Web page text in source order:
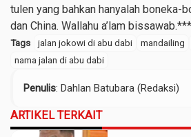
tulen yang bahkan hanyalah boneka-
dan China. Wallahu a’lam bissawab.***
Tags jalan jokowi di abu dabi mandailing
nama jalan di abu dabi
Penulis: Dahlan Batubara (Redaksi)
ARTIKEL TERKAIT